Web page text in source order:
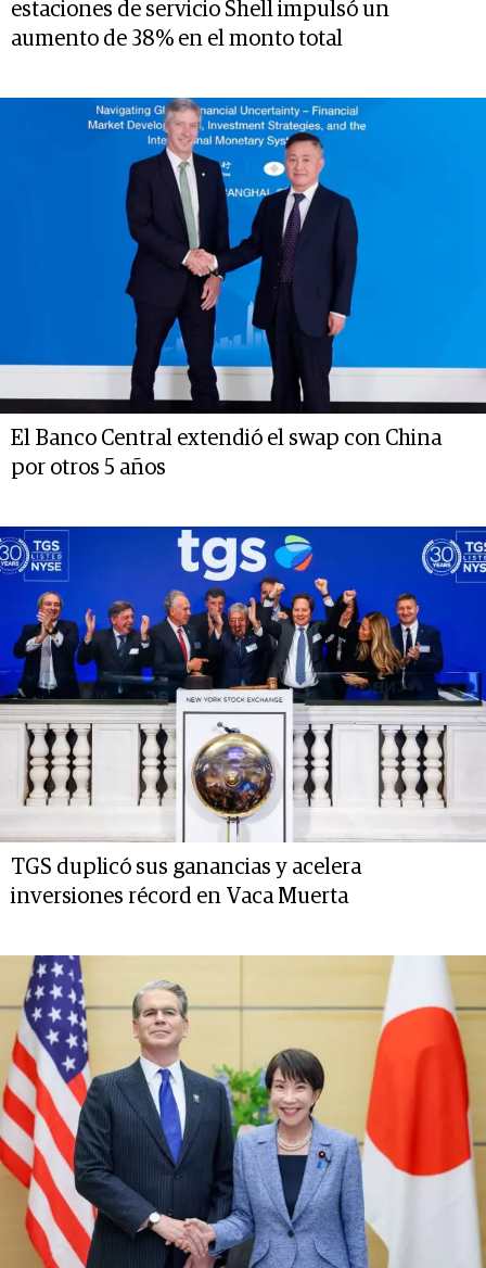
estaciones de servicio Shell impulsó un
aumento de 38% en el monto total
El Banco Central extendió el swap con China
por otros 5 años
TGS duplicó sus ganancias y acelera
inversiones récord en Vaca Muerta